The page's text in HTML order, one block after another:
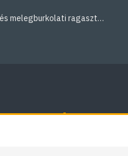
Sika és Schönox hideg- és melegburkolati ragasztási rendszerek
jog fenntartva. | Impresszum